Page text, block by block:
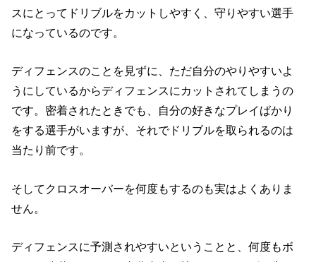
スにとってドリブルをカットしやすく、守りやすい選手
になっているのです。
ディフェンスのことを見ずに、ただ自分のやりやすいよ
うにしているからディフェンスにカットされてしまうの
です。密着されたときでも、自分の好きなプレイばかり
をする選手がいますが、それでドリブルを取られるのは
当たり前です。
そしてクロスオーバーを何度もするのも実はよくありま
せん。
ディフェンスに予測されやすいということと、何度もボ